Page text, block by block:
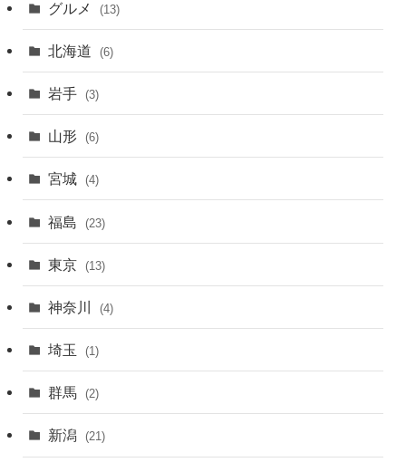
グルメ (13)
北海道 (6)
岩手 (3)
山形 (6)
宮城 (4)
福島 (23)
東京 (13)
神奈川 (4)
埼玉 (1)
群馬 (2)
新潟 (21)